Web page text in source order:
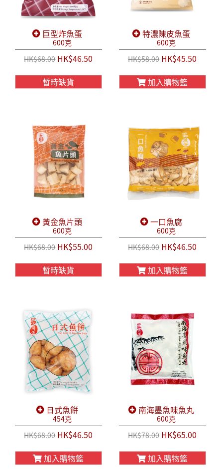
巨型炸魚蛋
600克
HK$68.00HK$46.50
暫時缺貨
特濃陳皮魚蛋
600克
HK$58.00HK$45.50
加入購物籃
黃金魚片頭
600克
HK$68.00HK$55.00
暫時缺貨
一口魚腐
600克
HK$68.00HK$46.50
加入購物籃
日式魚餅
454克
HK$68.00HK$46.50
加入購物籃
南海墨魚味魚丸
600克
HK$78.00HK$65.00
加入購物籃